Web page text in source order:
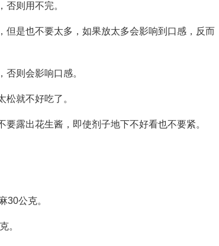
则用不完。
是也不要太多，如果放太多会影响到口感，反而
则会影响口感。
就不好吃了。
露出花生酱，即使剂子地下不好看也不要紧。
公克。
。